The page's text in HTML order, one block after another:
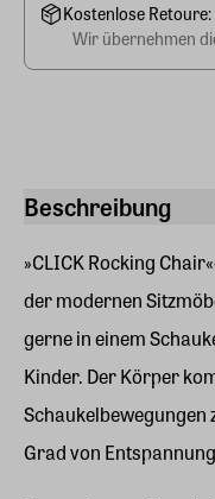
Beschreibung
»CLICK Rocking
der modernen
gerne in einem
Kinder. Der Körper
Schaukelbewegungen
Grad von
Kostenlose Retoure:
Wir übernehmen